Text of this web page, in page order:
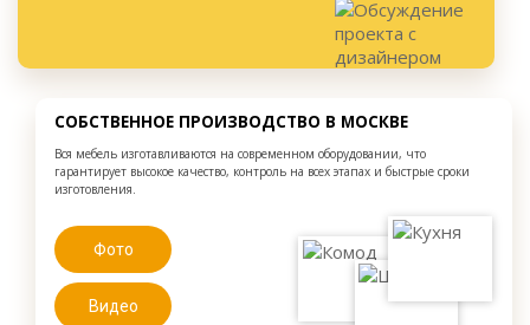
СОБСТВЕННОЕ ПРОИЗВОДСТВО В МОСКВЕ
Вся мебель изготавливаются на современном оборудовании, что
гарантирует высокое качество, контроль на всех этапах и быстрые сроки
изготовления.
Фото
Видео